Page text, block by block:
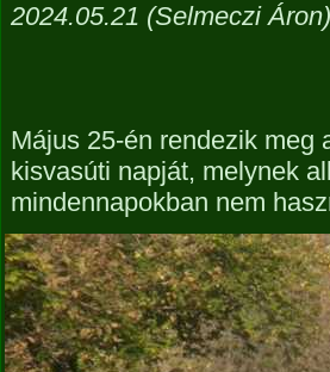
2024.05.21 (Selmeczi Áron)
Május 25-én rendezik meg
kisvasúti napját, melynek
mindennapokban nem